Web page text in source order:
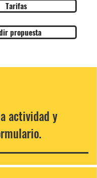
Tarifas
propuesta
actividad y